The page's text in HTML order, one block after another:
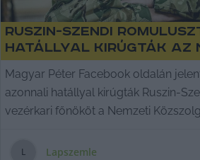
Ruszin-Szendi
hatállyal kirúgták az
Magyar Péter Facebook oldalán
azonnali hatállyal kirúgták Ruszin-
vezérkari főnököt a Nemzeti
L Lapszemle